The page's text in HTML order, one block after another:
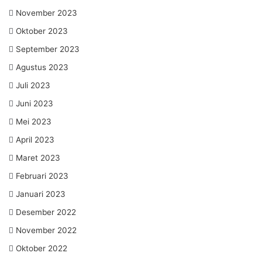
November 2023
Oktober 2023
September 2023
Agustus 2023
Juli 2023
Juni 2023
Mei 2023
April 2023
Maret 2023
Februari 2023
Januari 2023
Desember 2022
November 2022
Oktober 2022